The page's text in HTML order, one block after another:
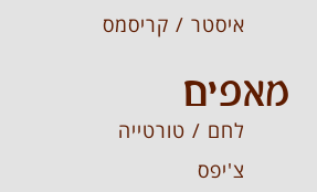
איסטר / קריסמס
מאפים
לחם / טורטייה
צ'יפס